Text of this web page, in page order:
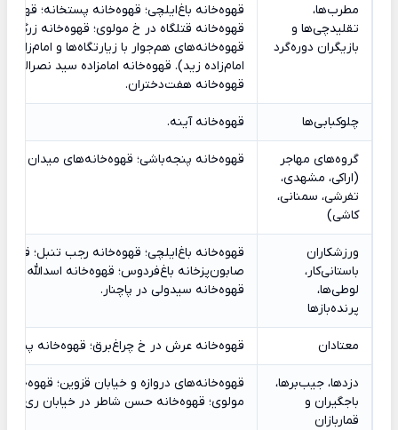
مطرب‌ها،
تقلیدچی‌ها و
بازیگران دوره‌گرد
قهوه‌خانه باغ‌ایلچی؛ قهوه‌خانه پستخانه؛
قهوه‌خانه قتلگاه در خ مولوی؛ قهوه‌خانه
قهوه‌خانه‌های هم‌جوار با زیارتگاه‌ها و
امام‌زاده زید). قهوه‌خانه امامزاده سید
قهوه‌خانه هفت‌دختران.
چلوکبابی‌ها قهوه‌خانه آینه.
گروه‌های مهاجر
(اراکی، مشهدی،
تفرشی، سمنانی،
کاشی)
قهوه‌خانه پنجه‌باشی؛ قهوه‌خانه‌های میدان
ورزشکاران
باستانی‌کار،
لوطی‌ها،
پرنده‌بازها
قهوه‌خانه باغ‌ایلچی؛ قهوه‌خانه رجب تنبل؛
صابون‌پزخانه باغ‌فردوس؛ قهوه‌خانه اسدالله
قهوه‌خانه سیدولی در پاچنار.
معتادان قهوه‌خانه عرش در خ چراغ‌برق؛ قهوه‌خانه
دزدها، جیب‌برها،
باجگیران و
قماربازان
قهوه‌خانه‌های دروازه و خیابان قزوین؛
مولوی؛ قهوه‌خانه حسن شاطر در خیابان ری.